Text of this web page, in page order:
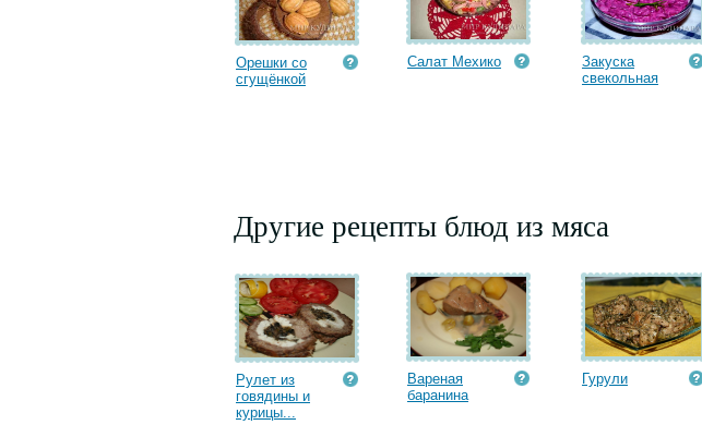
Орешки со
сгущёнкой
Салат Мехико
Закуска
свекольная
Другие рецепты блюд из мяса
Рулет из
говядины и
курицы...
Вареная
баранина
Гурули